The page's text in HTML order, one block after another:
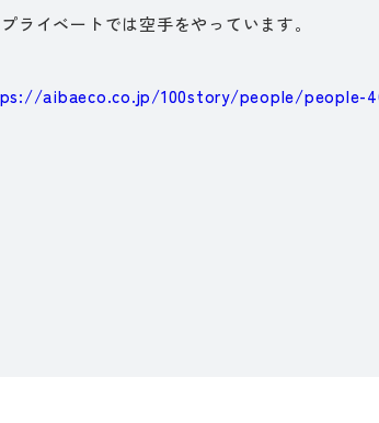
ライベートでは空手をやっています。
aibaeco.co.jp/100story/people/people-